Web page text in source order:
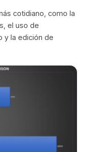
cotidiano, como la
el uso de
y la edición de